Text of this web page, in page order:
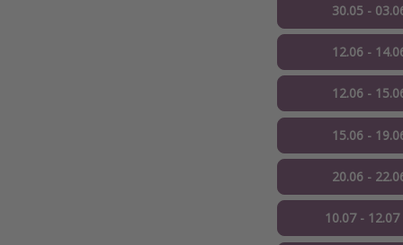
30.05 -
12.06 -
12.06 -
15.06 -
20.06 -
10.07 -